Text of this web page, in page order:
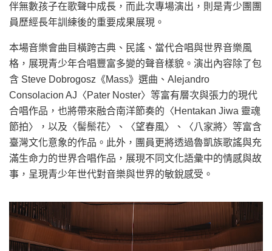
伴無數孩子在歌聲中成長，而此次專場演出，則是青少團團
員歷經長年訓練後的重要成果展現。
本場音樂會曲目橫跨古典、民謠、當代合唱與世界音樂風
格，展現青少年合唱豐富多變的聲音樣貌。演出內容除了包
含 Steve Dobrogosz《Mass》選曲、Alejandro
Consolacion AJ〈Pater Noster〉等富有層次與張力的現代
合唱作品，也將帶來融合南洋節奏的〈Hentakan Jiwa 靈魂
節拍〉，以及〈髻鬃花〉、〈望春風〉、〈八家將〉等富含
臺灣文化意象的作品。此外，團員更將透過魯凱族歌謠與充
滿生命力的世界合唱作品，展現不同文化語彙中的情感與故
事，呈現青少年世代對音樂與世界的敏銳感受。